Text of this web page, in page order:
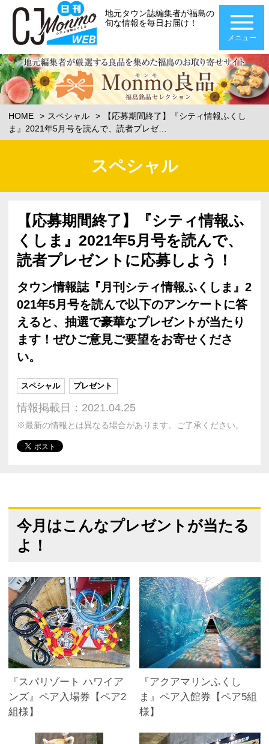
地元タウン誌編集者が福島の
旬な情報を毎日お届け！
メニュー
HOME スペシャル
【応募期間終了】『シティ情報ふくし
ま』2021年5月号を読んで、読者プレゼ…
スペシャル
【応募期間終了】『シティ情報ふ
くしま』2021年5月号を読んで、
読者プレゼントに応募しよう！
タウン情報誌『月刊シティ情報ふくしま』2
021年5月号を読んで以下のアンケートに答
えると、抽選で豪華なプレゼントが当たり
ます！ぜひご意見ご要望をお寄せくださ
い。
スペシャル プレゼント
情報掲載日：2021.04.25
※最新の情報とは異なる場合があります。ご了承ください。
今月はこんなプレゼントが当たる
よ！
『スパリゾート ハワイア
ンズ』ペア入場券【ペア2
組様】
『アクアマリンふくし
ま』ペア入館券【ペア5組
様】